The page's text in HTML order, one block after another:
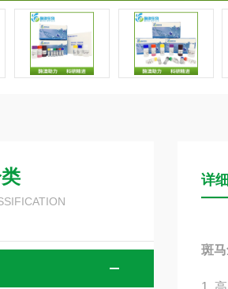
详
斑